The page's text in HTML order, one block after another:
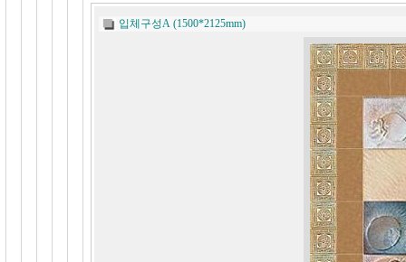
입체구성A (1500*2125mm)